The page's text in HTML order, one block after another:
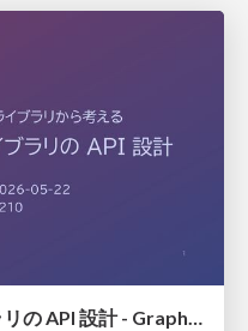
開発体験を左右するライブラリの API 設計 - GraphQL スキーマ構築ライブラリから考える #tskaigi